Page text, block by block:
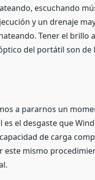
escuchando
y un drenaje
Tener el brillo
del portátil son de
a pararnos un
es el desgaste que
de carga
este mismo